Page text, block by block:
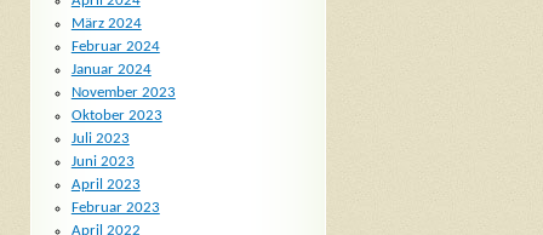
März 2024
Februar 2024
Januar 2024
November 2023
Oktober 2023
Juli 2023
Juni 2023
April 2023
Februar 2023
April 2022